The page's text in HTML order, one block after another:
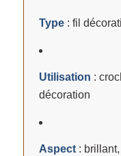
Type: fil
Utilisation :
décoration
Aspect: